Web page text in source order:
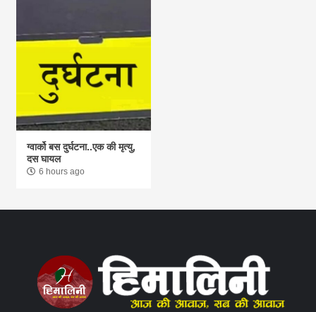
ग्वार्को बस दुर्घटना..एक की मृत्यु,
दस घायल
6 hours ago